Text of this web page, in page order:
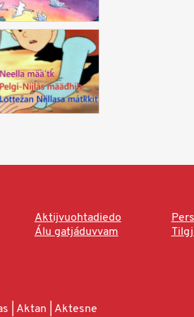
Aktijvuohtadiedo
Álu gatjáduvvam
| Aktan | Aktesne